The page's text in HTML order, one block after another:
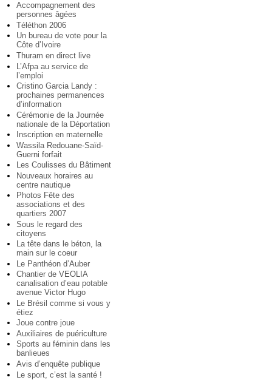
Accompagnement des
personnes âgées
Téléthon 2006
Un bureau de vote pour la
Côte d’Ivoire
Thuram en direct live
L’Afpa au service de
l’emploi
Cristino Garcia Landy :
prochaines permanences
d’information
Cérémonie de la Journée
nationale de la Déportation
Inscription en maternelle
Wassila Redouane-Saïd-
Guerni forfait
Les Coulisses du Bâtiment
Nouveaux horaires au
centre nautique
Photos Fête des
associations et des
quartiers 2007
Sous le regard des
citoyens
La tête dans le béton, la
main sur le coeur
Le Panthéon d’Auber
Chantier de VEOLIA
canalisation d’eau potable
avenue Victor Hugo
Le Brésil comme si vous y
étiez
Joue contre joue
Auxiliaires de puériculture
Sports au féminin dans les
banlieues
Avis d’enquête publique
Le sport, c’est la santé !